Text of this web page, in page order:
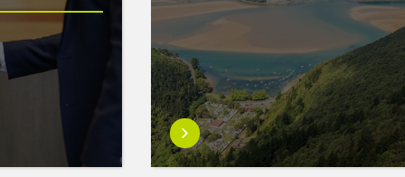
Ezagutu
gehiago:Euskaltelek
ehun